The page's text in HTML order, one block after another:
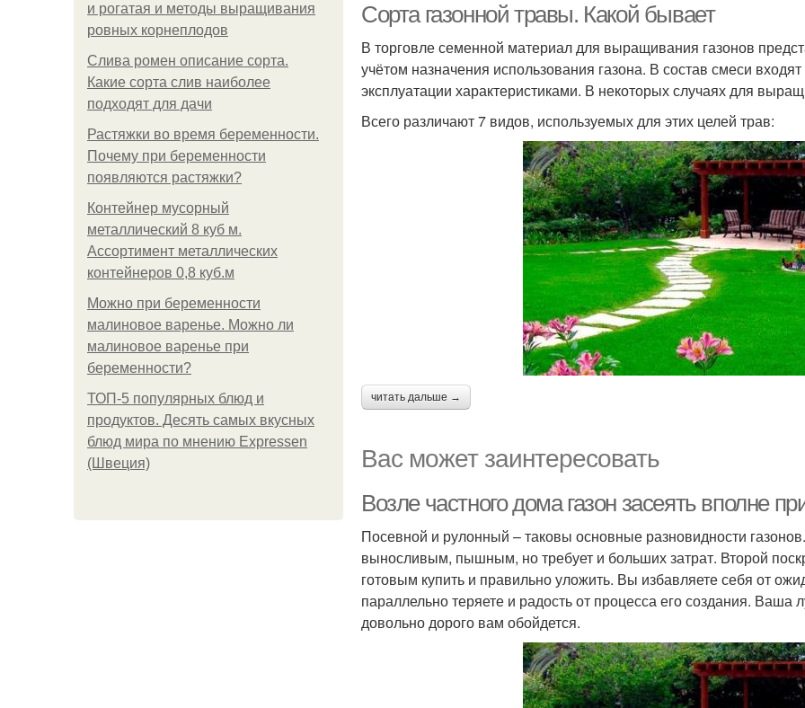
и рогатая и методы выращивания
ровных корнеплодов
Слива ромен описание сорта.
Какие сорта слив наиболее
подходят для дачи
Растяжки во время беременности.
Почему при беременности
появляются растяжки?
Контейнер мусорный
металлический 8 куб м.
Ассортимент металлических
контейнеров 0,8 куб.м
Можно при беременности
малиновое варенье. Можно ли
малиновое варенье при
беременности?
ТОП-5 популярных блюд и
продуктов. Десять самых вкусных
блюд мира по мнению Expressen
(Швеция)
Сорта газонной травы. Какой бывает
В торговле семенной материал для выращивания газонов
учётом назначения использования газона. В состав смеси
эксплуатации характеристиками. В некоторых случаях для
Всего различают 7 видов, используемых для этих целей трав:
читать дальше →
Вас может заинтересовать
Возле частного дома газон засеять вполне
Посевной и рулонный – таковы основные разновидности
выносливым, пышным, но требует и больших затрат. Второй
готовым купить и правильно уложить. Вы избавляете себя от
параллельно теряете и радость от процесса его создания. Ваша
довольно дорого вам обойдется.